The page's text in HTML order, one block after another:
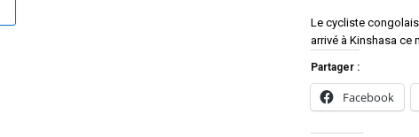
Le cycliste
arrivé à Kinshasa ce
Partager :
Facebook